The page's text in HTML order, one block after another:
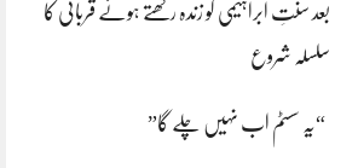
بعد سنتِ ابراہیمی کو زندہ رکھتے ہوئے قربانی کا
سلسلہ شروع
“یہ سسٹم اب نہیں چلے گا”